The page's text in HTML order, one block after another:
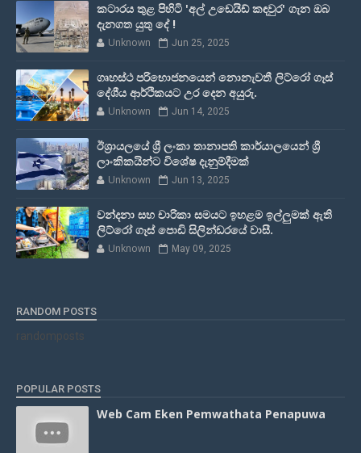
කටාරය තුළ පිහිටි 'අල් උඩෙයිඩ් කඳවුර' ගැන ඔබ
දැනගත යුතු දේ !
Unknown Jun 25, 2025
ගෘහස්ථ පරිභොජනයෙන් නොනැවතී ලිට්රෝ ගෑස්
දේශීය ආර්ථිකයට උර දෙන අයුරු.
Unknown Jun 14, 2025
ඊශ්‍රායලයේ ශ්‍රී ලංකා තානාපති කාර්යාලයෙන් ශ්‍රී
ලාංකිකයින්ට විශේෂ දැනුම්දීමක්
Unknown Jun 13, 2025
වන්දනා සහ චාරිකා සමයට ඉහළම ඉල්ලුමක් ඇති
ලිට්රෝ ගෑස් පොඩි සිලින්ඩරයේ වාසී.
Unknown May 09, 2025
RANDOM POSTS
randomposts
POPULAR POSTS
Web Cam Eken Pemwathata Penapuwa